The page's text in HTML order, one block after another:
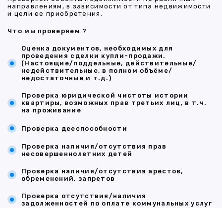
направлениям, в зависимости от типа недвижимости
и цели ее приобретения.
Что мы проверяем ?
Оценка документов, необходимых для
проведения сделки купли-продажи.
(Настоящие/поддельные, действительные/
недействительные, в полном объёме/
недостаточные и т.д.)
Проверка юридической чистоты истории
квартиры, возможных прав третьих лиц, в т.ч.
на проживание
Проверка дееспособности
Проверка наличия/отсутствия прав
несовершеннолетних детей
Проверка наличия/отсутствия арестов,
обременений, запретов
Проверка отсутствия/наличия
задолженностей по оплате коммунальных услуг